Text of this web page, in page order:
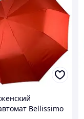
Bellissimo